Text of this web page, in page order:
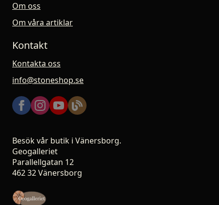
Om oss
Om våra artiklar
Kontakt
Kontakta oss
info@stoneshop.se
Besök vår butik i Vänersborg.
Geogalleriet
Parallellgatan 12
462 32 Vänersborg